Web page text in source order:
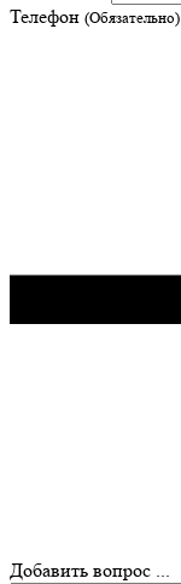
Телефон (Обязательно)
Добавить вопрос ...